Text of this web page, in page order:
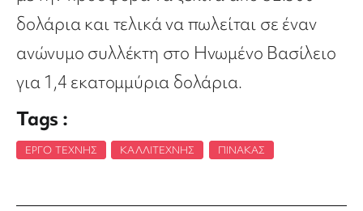
δολάρια και τελικά να πωλείται σε έναν
ανώνυμο συλλέκτη στο Ηνωμένο Βασίλειο
για 1,4 εκατομμύρια δολάρια.
Tags :
ΈΡΓΟ ΤΈΧΝΗΣ ΚΑΛΛΙΤΈΧΝΗΣ ΠΊΝΑΚΑΣ